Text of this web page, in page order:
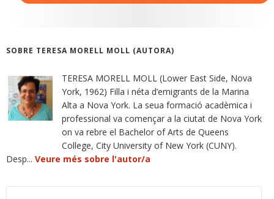
SOBRE TERESA MORELL MOLL (AUTORA)
TERESA MORELL MOLL (Lower East Side, Nova
York, 1962) Filla i néta d’emigrants de la Marina
Alta a Nova York. La seua formació acadèmica i
professional va començar a la ciutat de Nova York
on va rebre el Bachelor of Arts de Queens
College, City University of New York (CUNY).
Desp... Veure més sobre l'autor/a